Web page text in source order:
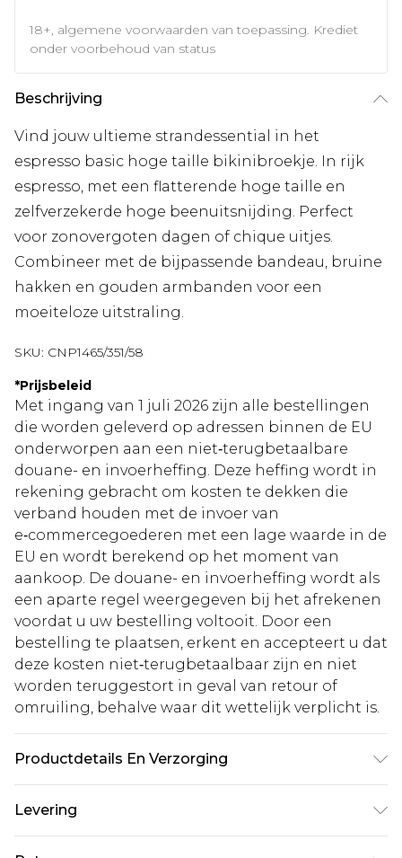
18+, algemene voorwaarden van toepassing. Krediet
onder voorbehoud van status
Beschrijving
Vind jouw ultieme strandessential in het
espresso basic hoge taille bikinibroekje. In rijk
espresso, met een flatterende hoge taille en
zelfverzekerde hoge beenuitsnijding. Perfect
voor zonovergoten dagen of chique uitjes.
Combineer met de bijpassende bandeau, bruine
hakken en gouden armbanden voor een
moeiteloze uitstraling.
SKU: CNP1465/351/58
*Prijsbeleid
Met ingang van 1 juli 2026 zijn alle bestellingen
die worden geleverd op adressen binnen de EU
onderworpen aan een niet‑terugbetaalbare
douane- en invoerheffing. Deze heffing wordt in
rekening gebracht om kosten te dekken die
verband houden met de invoer van
e‑commercegoederen met een lage waarde in de
EU en wordt berekend op het moment van
aankoop. De douane- en invoerheffing wordt als
een aparte regel weergegeven bij het afrekenen
voordat u uw bestelling voltooit. Door een
bestelling te plaatsen, erkent en accepteert u dat
deze kosten niet‑terugbetaalbaar zijn en niet
worden teruggestort in geval van retour of
omruiling, behalve waar dit wettelijk verplicht is.
Productdetails En Verzorging
gebruikte stof kan de kleur afgeven.
Levering
Standaardlevering Nederland €5.99